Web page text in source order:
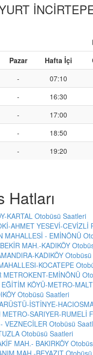
Pazar Hafta İçi
- 07:10
- 16:30
- 17:00
- 18:50
- 19:20
Hatları
KARTAL Otobüsü Saatleri
AHMET YESEVİ-CEVİZLİ
MAHALLESİ - EMİNÖNÜ
MAH.-KADIKÖY
KADIKÖY
KOCATEPE
METROKENT-EMİNÖNÜ
KÖYÜ-METRO-
Otobüsü Saatleri
İSTİNYE-
SARIYER-RUMELİ
VEZNECİLER Otobüsü
Otobüsü Saatleri
MAH.- BAKIRKÖY
MAH.-BEYAZIT